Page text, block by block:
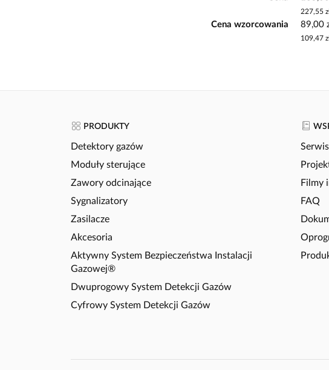
227,55
Cena wzorcowania 89,00
109,47
PRODUKTY
Detektory gazów
Moduły sterujące
Zawory odcinające
Sygnalizatory
Zasilacze
Akcesoria
Aktywny System Bezpieczeństwa Instalacji
Gazowej®
Dwuprogowy System Detekcji Gazów
Cyfrowy System Detekcji Gazów
Serwis
Filmy
FAQ